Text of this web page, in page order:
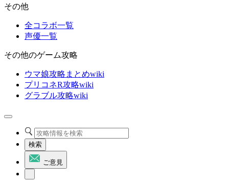
その他
全コラボ一覧
声優一覧
その他のゲーム攻略
ウマ娘攻略まとめwiki
プリコネR攻略wiki
グラブル攻略wiki
検索
ご意見